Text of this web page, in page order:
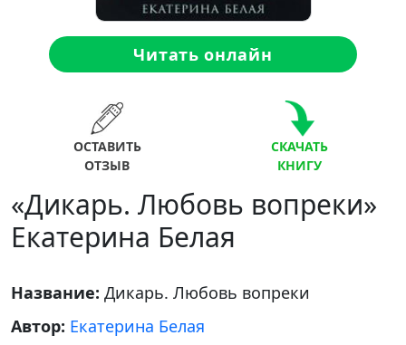
Читать онлайн
ОСТАВИТЬ
ОТЗЫВ
СКАЧАТЬ
КНИГУ
«Дикарь. Любовь вопреки»
Екатерина Белая
Название: Дикарь. Любовь вопреки
Автор: Екатерина Белая